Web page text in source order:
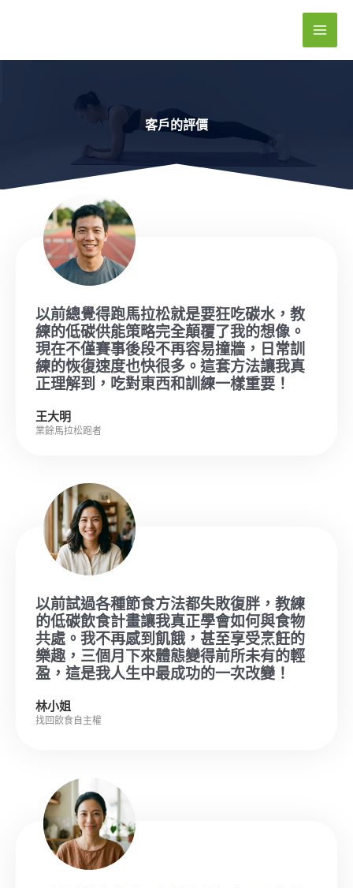
客戶的評價
以前總覺得跑馬拉松就是要狂吃碳水，教
練的低碳供能策略完全顛覆了我的想像。
現在不僅賽事後段不再容易撞牆，日常訓
練的恢復速度也快很多。這套方法讓我真
正理解到，吃對東西和訓練一樣重要！
王大明
業餘馬拉松跑者
以前試過各種節食方法都失敗復胖，教練
的低碳飲食計畫讓我真正學會如何與食物
共處。我不再感到飢餓，甚至享受烹飪的
樂趣，三個月下來體態變得前所未有的輕
盈，這是我人生中最成功的一次改變！
林小姐
找回飲食自主權